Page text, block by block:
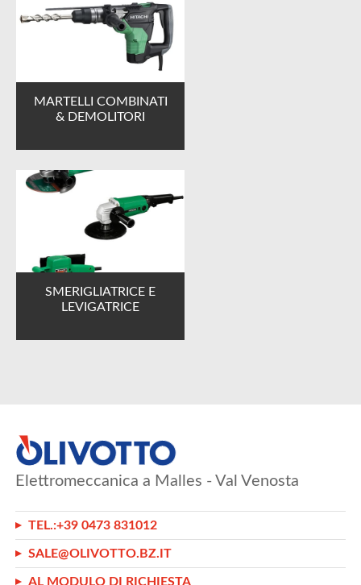
MARTELLI COMBINATI
& DEMOLITORI
SMERIGLIATRICE E
LEVIGATRICE
Elettromeccanica a Malles - Val Venosta
TEL.:+39 0473 831012
SALE@OLIVOTTO.BZ.IT
AL MODULO DI RICHIESTA